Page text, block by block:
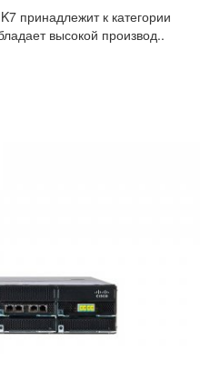
принадлежит к категории
высокой производ..